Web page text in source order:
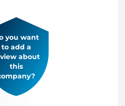
you want
to add a
about
this